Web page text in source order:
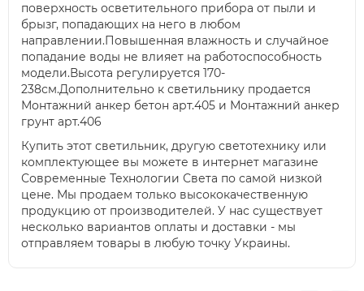
поверхность осветительного прибора от пыли и
брызг, попадающих на него в любом
направлении.Повышенная влажность и случайное
попадание воды не влияет на работоспособность
модели.Высота регулируется 170-
238см.Дополнительно к светильнику продается
Монтажний анкер бетон арт.405 и Монтажний анкер
грунт арт.406
Купить этот светильник, другую светотехнику или
комплектующее вы можете в интернет магазине
Современные Технологии Света по самой низкой
цене. Мы продаем только высококачественную
продукцию от производителей. У нас существует
несколько вариантов оплаты и доставки - мы
отправляем товары в любую точку Украины.